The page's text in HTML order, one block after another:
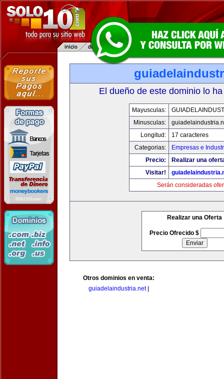
El dueño de este dominio lo
Mayusculas:
Minusculas:
Longitud:
17 caracteres
Categorias:
Empresas e
Precio:
Realizar una
Visitar!
Serán consideradas
Realizar una Oferta
Precio Ofrecido $
Otros dominios en venta:
guiadelaindustria.net|